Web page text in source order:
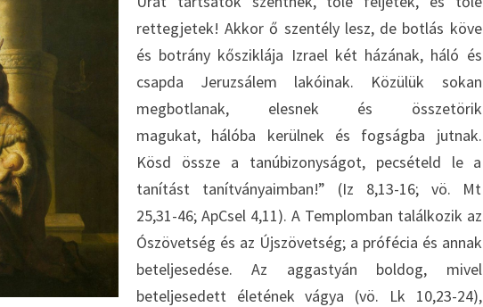
rettegjetek! Akkor ő szentély lesz, de botlás köve
és botrány kősziklája Izrael két házának, háló és
csapda Jeruzsálem lakóinak. Közülük sokan
megbotlanak, elesnek és összetörik
magukat, hálóba kerülnek és fogságba jutnak.
Kösd össze a tanúbizonyságot, pecsételd le a
tanítást tanítványaimban!” (Iz 8,13-16; vö. Mt
25,31-46; ApCsel 4,11). A Templomban találkozik az
Ószövetség és az Újszövetség; a prófécia és annak
beteljesedése. Az aggastyán boldog, mivel
beteljesedett életének vágya (vö. Lk 10,23-24),